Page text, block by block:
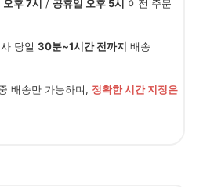
오후 7시 / 공휴일 오후 5시 이전 주문
당일 30분~1시간 전까지 배송
배송만 가능하며, 정확한 시간 지정은